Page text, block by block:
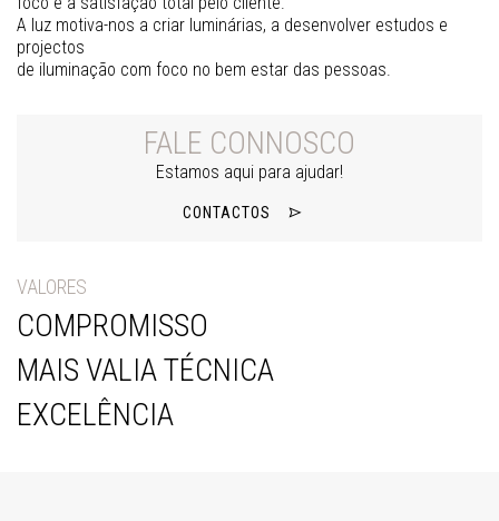
A luz motiva-nos a criar luminárias, a desenvolver estudos e
projectos
de iluminação com foco no bem estar das pessoas.
FALE CONNOSCO
Estamos aqui para ajudar!
CONTACTOS
VALORES
COMPROMISSO
MAIS VALIA TÉCNICA
EXCELÊNCIA